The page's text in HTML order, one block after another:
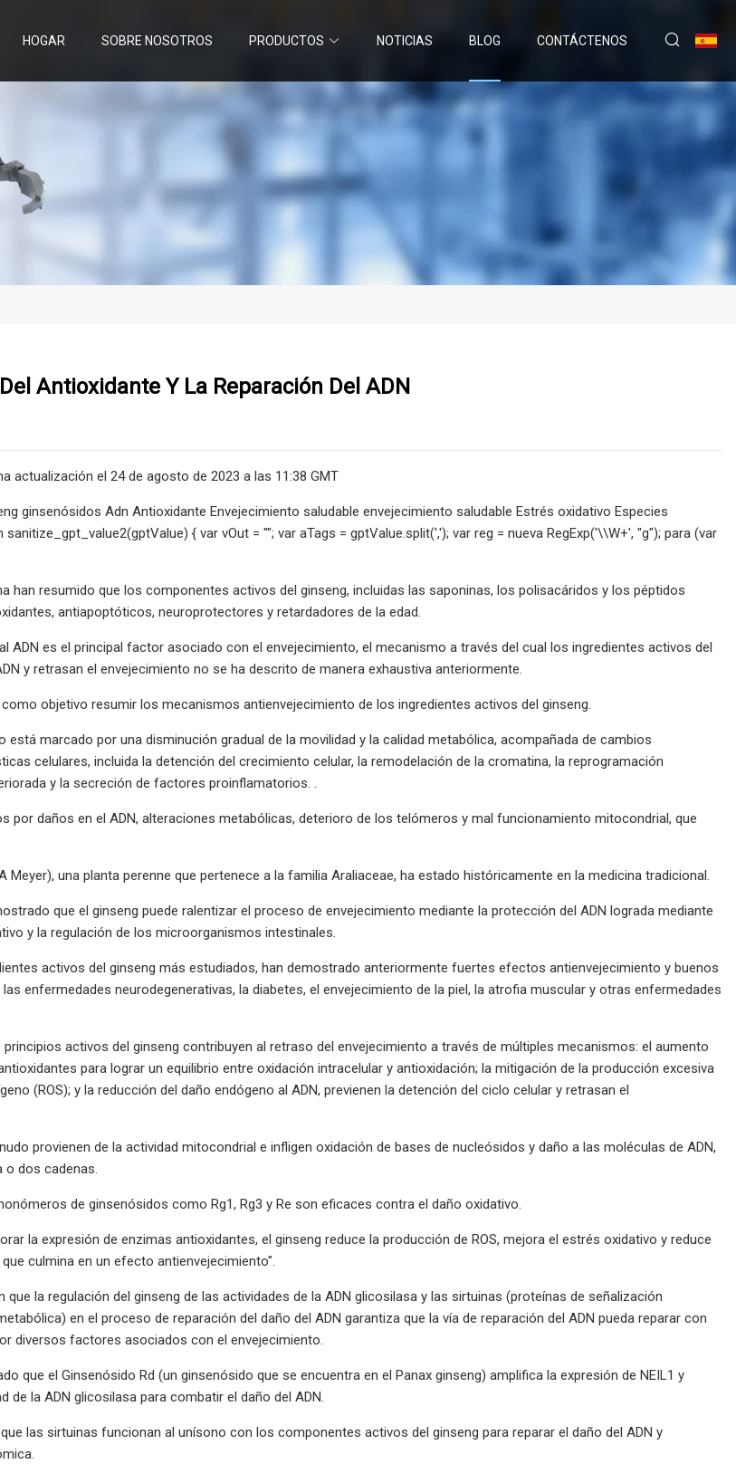
HOGAR SOBRE NOSOTROS PRODUCTOS NOTICIAS BLOG CONTÁCTENOS
Antioxidante Y La Reparación Del ADN
actualización el 24 de agosto de 2023 a las 11:38 GMT
ginsenósidos Adn Antioxidante Envejecimiento saludable envejecimiento saludable Estrés oxidativo Especies
{ var vOut = ""; var aTags = gptValue.split(','); var reg = nueva RegExp('\\W+', "g"); para (var
han resumido que los componentes activos del ginseng, incluidas las saponinas, los polisacáridos y los péptidos
antiapoptóticos, neuroprotectores y retardadores de la edad.
ADN es el principal factor asociado con el envejecimiento, el mecanismo a través del cual los ingredientes activos del
y retrasan el envejecimiento no se ha descrito de manera exhaustiva anteriormente.
objetivo resumir los mecanismos antienvejecimiento de los ingredientes activos del ginseng.
está marcado por una disminución gradual de la movilidad y la calidad metabólica, acompañada de cambios
celulares, incluida la detención del crecimiento celular, la remodelación de la cromatina, la reprogramación
y la secreción de factores proinflamatorios. .
​​por daños en el ADN, alteraciones metabólicas, deterioro de los telómeros y mal funcionamiento mitocondrial, que
Meyer), una planta perenne que pertenece a la familia Araliaceae, ha estado históricamente en la medicina tradicional.
que el ginseng puede ralentizar el proceso de envejecimiento mediante la protección del ADN lograda mediante
y la regulación de los microorganismos intestinales.
activos del ginseng más estudiados, han demostrado anteriormente fuertes efectos antienvejecimiento y buenos
enfermedades neurodegenerativas, la diabetes, el envejecimiento de la piel, la atrofia muscular y otras enfermedades
activos del ginseng contribuyen al retraso del envejecimiento a través de múltiples mecanismos: el aumento
para lograr un equilibrio entre oxidación intracelular y antioxidación; la mitigación de la producción excesiva
(ROS); y la reducción del daño endógeno al ADN, previenen la detención del ciclo celular y retrasan el
provienen de la actividad mitocondrial e infligen oxidación de bases de nucleósidos y daño a las moléculas de ADN,
o dos cadenas.
de ginsenósidos como Rg1, Rg3 y Re son eficaces contra el daño oxidativo.
la expresión de enzimas antioxidantes, el ginseng reduce la producción de ROS, mejora el estrés oxidativo y reduce
culmina en un efecto antienvejecimiento".
la regulación del ginseng de las actividades de la ADN glicosilasa y las sirtuinas (proteínas de señalización
en el proceso de reparación del daño del ADN garantiza que la vía de reparación del ADN pueda reparar con
diversos factores asociados con el envejecimiento.
que el Ginsenósido Rd (un ginsenósido que se encuentra en el Panax ginseng) amplifica la expresión de NEIL1 y
de la ADN glicosilasa para combatir el daño del ADN.
las sirtuinas funcionan al unísono con los componentes activos del ginseng para reparar el daño del ADN y